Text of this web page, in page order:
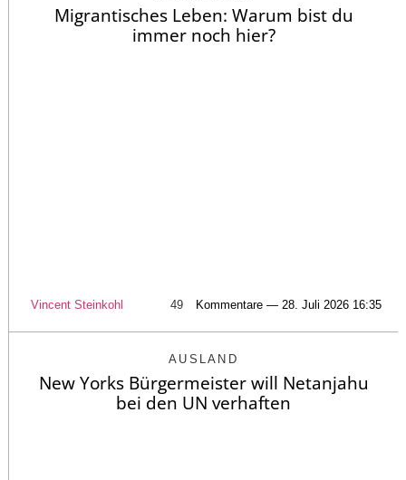
Migrantisches Leben: Warum bist du
immer noch hier?
Vincent Steinkohl 49 Kommentare — 28. Juli 2026 16:35
AUSLAND
New Yorks Bürgermeister will Netanjahu
bei den UN verhaften